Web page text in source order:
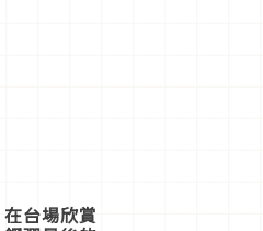
在台場欣賞